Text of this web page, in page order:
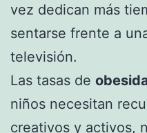
vez dedican más
sentarse frente a
televisión.
Las tasas de
niños necesitan
creativos y activos,